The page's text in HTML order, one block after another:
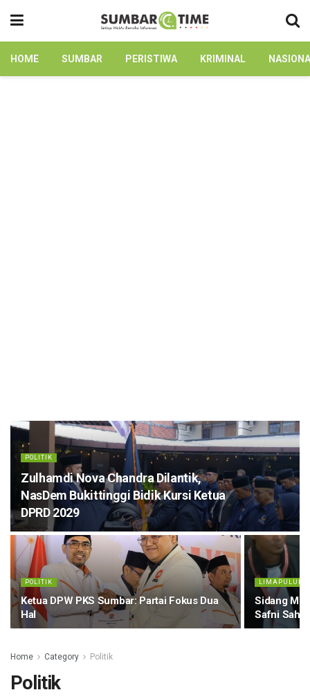
HOME SUMBAR PERISTIWA KRIMINAL
POLITIK
Zulhamdi Nova Chandra Dilantik,
NasDem Bukittinggi Bidik Kursi Ketua
DPRD 2029
POLITIK
Ketua DPW PKS Sumbar: Partai Fokus Dua
Hal
LIMAPULUH
Sidang MK
Safni Sah,
Home Category Politik
Politik